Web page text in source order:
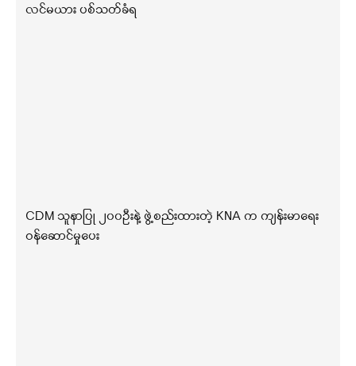
လင်မယား ပစ်သတ်ခံရ
CDM သူနာပြု ၂၀၀ဦးနဲ့ ဖွဲ့စည်းထားတဲ့ KNA က ကျန်းမာရေး
ဝန်ဆောင်မှုပေး